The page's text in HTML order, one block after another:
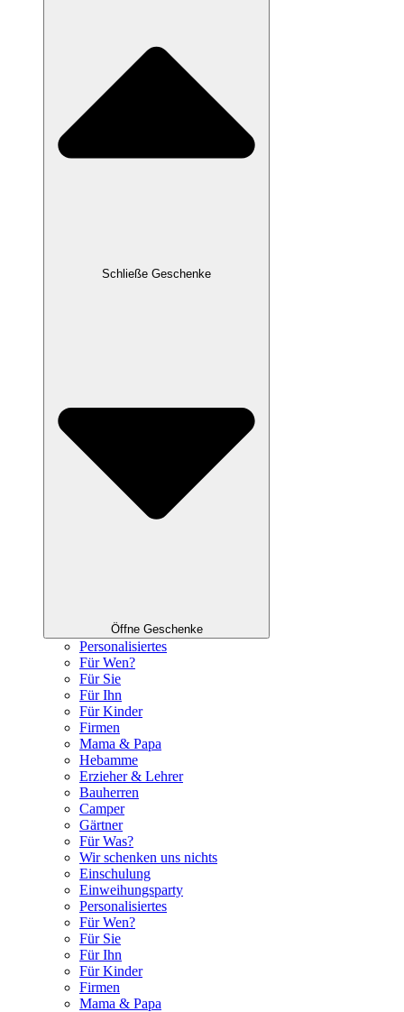
Schließe Geschenke
Öffne Geschenke
Personalisiertes
Für Wen?
Für Sie
Für Ihn
Für Kinder
Firmen
Mama & Papa
Hebamme
Erzieher & Lehrer
Bauherren
Camper
Gärtner
Für Was?
Wir schenken uns nichts
Einschulung
Einweihungsparty
Personalisiertes
Für Wen?
Für Sie
Für Ihn
Für Kinder
Firmen
Mama & Papa